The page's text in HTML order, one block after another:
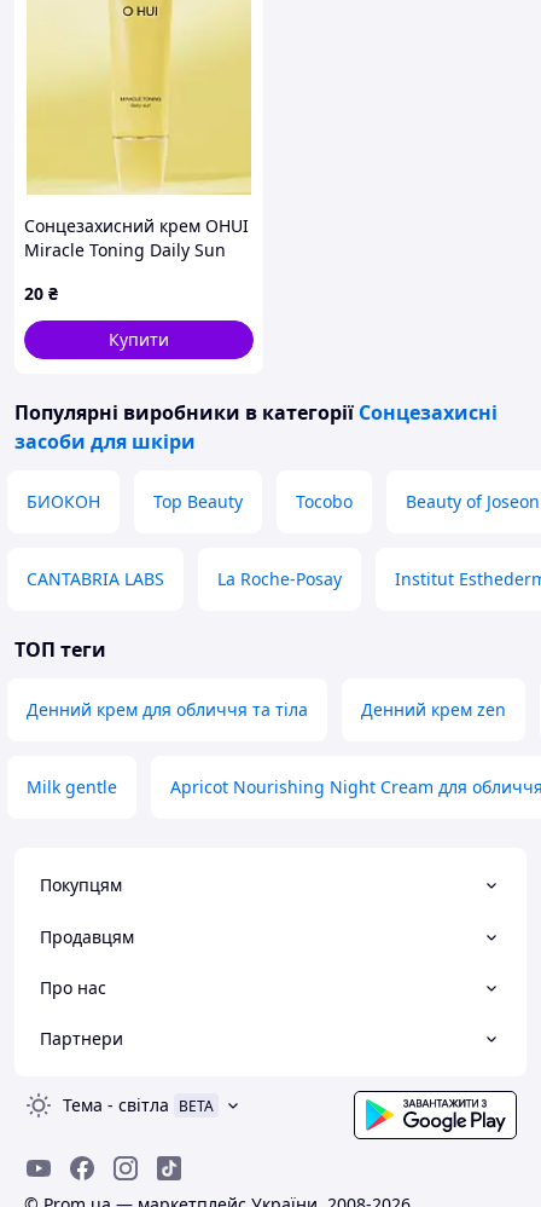
Сонцезахисний крем OHUI
Miracle Toning Daily Sun
захист від
ультрафіолетових
променів SPF50+PA++++
20 ₴
Купити
Популярні виробники в категорії Сонцезахисні
засоби для шкіри
БИОКОН Top Beauty Tocobo Beauty of Joseon
CANTABRIA LABS La Roche-Posay Institut
ТОП теги
Денний крем для обличчя та тіла Денний крем zen
Milk gentle Apricot Nourishing Night Cream для
Покупцям
Продавцям
Про нас
Партнери
Тема - світла BETA